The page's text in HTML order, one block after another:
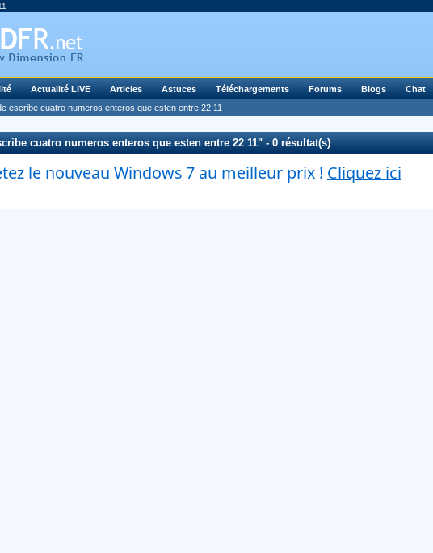
Actualité LIVE Articles Astuces Téléchargements Forums Blogs Chat
escribe cuatro numeros enteros que esten entre 22 11
cuatro numeros enteros que esten entre 22 11" - 0 résultat(s)
le nouveau Windows 7 au meilleur prix ! Cliquez ici